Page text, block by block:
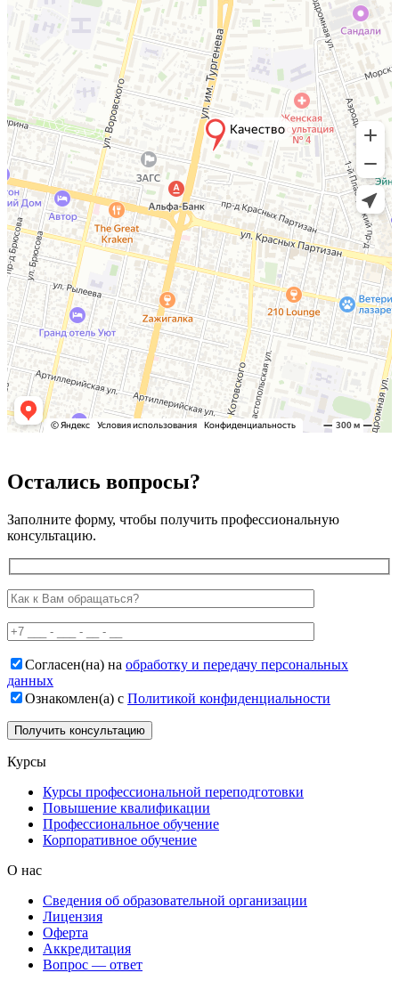
Остались вопросы?
Заполните форму, чтобы получить профессиональную
консультацию.
Согласен(на) на обработку и передачу персональных
данных
Ознакомлен(а) с Политикой конфиденциальности
Курсы
Курсы профессиональной переподготовки
Повышение квалификации
Профессиональное обучение
Корпоративное обучение
О нас
Сведения об образовательной организации
Лицензия
Оферта
Аккредитация
Вопрос — ответ